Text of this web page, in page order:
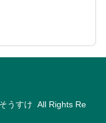
うすけ All Rights Re